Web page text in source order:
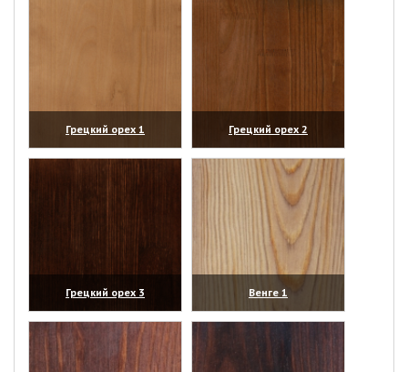
Грецкий орех 1
(увеличить)
Грецкий орех 2
(увеличить)
Грецкий орех 3
(увеличить)
Венге 1
(увеличить)